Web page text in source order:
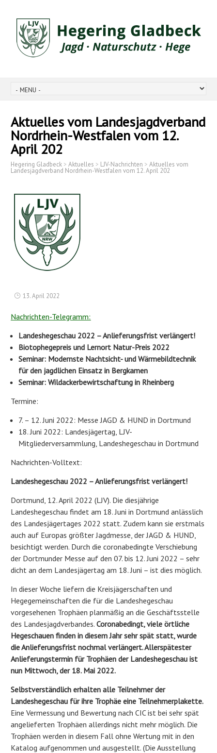
Aktuelles vom Landesjagdverband
Nordrhein-Westfalen vom 12.
April 202
Hegering Gladbeck >Aktuelles > LJV-Nachrichten >Aktuelles vom
Landesjagdverband Nordrhein-Westfalen vom 12. April 202
13. April 2022
Nachrichten-Telegramm:
Landeshegeschau 2022 – Anlieferungsfrist verlängert!
Biotophegepreis und Lernort Natur-Preis 2022
Seminar: Modernste Nachtsicht- und Wärmebildtechnik
für den jagdlichen Einsatz in Bergkamen
Seminar: Wildackerbewirtschaftung in Rheinberg
Termine:
7. – 12. Juni 2022: Messe JAGD & HUND in Dortmund
18. Juni 2022: Landesjägertag, LJV-
Mitgliederversammlung, Landeshegeschau in Dortmund
Nachrichten-Volltext:
Landeshegeschau 2022 – Anlieferungsfrist verlängert!
Dortmund, 12. April 2022 (LJV). Die diesjährige
Landeshegeschau findet am 18. Juni in Dortmund anlässlich
des Landesjägertages 2022 statt. Zudem kann sie erstmals
auch auf Europas größter Jagdmesse, der JAGD & HUND,
besichtigt werden. Durch die coronabedingte Verschiebung
der Dortmunder Messe auf den 07. bis 12. Juni 2022 – sehr
dicht an dem Landesjägertag am 18. Juni – ist dies möglich.
In dieser Woche liefern die Kreisjägerschaften und
Hegegemeinschaften die für die Landeshegeschau
vorgesehenen Trophäen planmäßig an die Geschäftsstelle
des Landesjagdverbandes.Coronabedingt, viele örtliche
Hegeschauen finden in diesem Jahr sehr spät statt, wurde
die Anlieferungsfrist nochmal verlängert. Allerspätester
Anlieferungstermin für Trophäen der Landeshegeschau ist
nun Mittwoch, der 18. Mai 2022.
Selbstverständlich erhalten alle Teilnehmer der
Landeshegeschau für ihre Trophäe eine Teilnehmerplakette.
Eine Vermessung und Bewertung nach CIC ist bei sehr spät
angelieferten Trophäen allerdings nicht mehr möglich. Die
Trophäen werden in diesem Fall ohne Wertung mit in den
Katalog aufgenommen und ausgestellt. (Die Ausstellung